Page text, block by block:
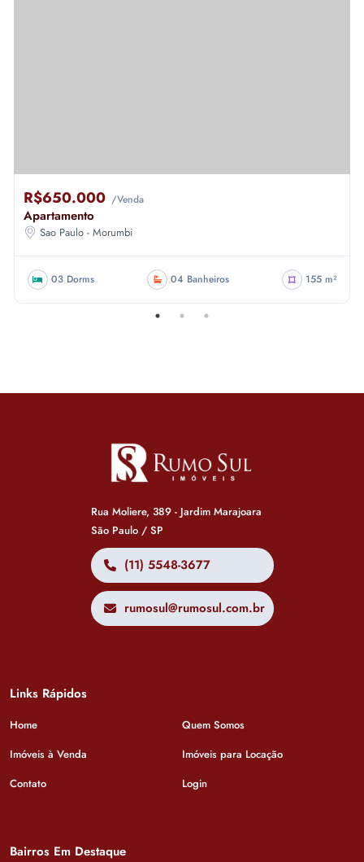
R$650.000 /Venda
Apartamento
Sao Paulo - Morumbi
03 Dorms 04 Banheiros 155 m²
Rua Moliere, 389 - Jardim Marajoara
São Paulo / SP
(11) 5548-3677
rumosul@rumosul.com.br
Links Rápidos
Home
Quem Somos
Imóveis à Venda
Imóveis para Locação
Contato
Login
Bairros Em Destaque